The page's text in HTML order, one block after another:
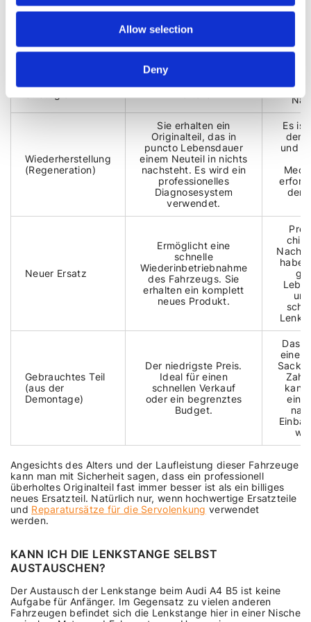
Allow selection
Deny
ERSATZTEIL ODER GEBRAUCHTTEIL?
Wenn der Defekt bestätigt ist, steht der Besitzer vor einer
schwierigen Entscheidung. Jede Option hat ihre Vor- und
Nachteile, insbesondere unter Berücksichtigung des Alters
Wiederherstellung
(Regeneration)
Sie erhalten ein
Originalteil, das in
puncto Lebensdauer
einem Neuteil in nichts
nachsteht. Es wird ein
professionelles
Diagnosesystem
verwendet.
Es
den
und
der
Neuer Ersatz
Ermöglicht eine
schnelle
Wiederinbetriebnahme
des Fahrzeugs. Sie
erhalten ein komplett
neues Produkt.
Gebrauchtes Teil
(aus der
Demontage)
Der niedrigste Preis.
Ideal für einen
schnellen Verkauf
oder ein begrenztes
Budget.
Das
eine
kann
eine
Angesichts des Alters und der Laufleistung dieser Fahrzeuge
kann man mit Sicherheit sagen, dass ein professionell
überholtes Originalteil fast immer besser ist als ein billiges
neues Ersatzteil. Natürlich nur, wenn hochwertige Ersatzteile
und Reparatursätze für die Servolenkung verwendet
werden.
KANN ICH DIE LENKSTANGE SELBST
AUSTAUSCHEN?
Der Austausch der Lenkstange beim Audi A4 B5 ist keine
Aufgabe für Anfänger. Im Gegensatz zu vielen anderen
Fahrzeugen befindet sich die Lenkstange hier in einer Nische